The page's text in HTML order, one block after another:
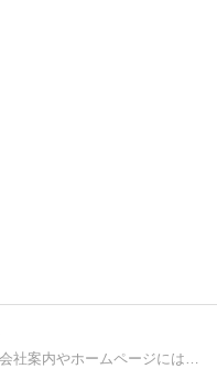
自動車工場に勤務する私「おと」が会社案内やホームページには載っていない自動車工場の細かい内情をお伝えするブログです。